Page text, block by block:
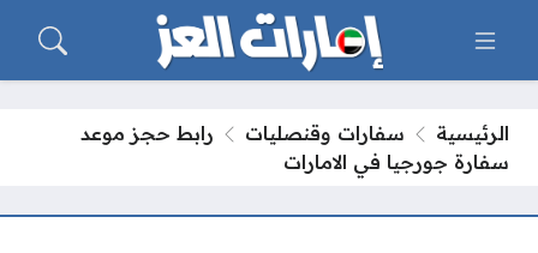
الرئيسية سفارات وقنصليات
رابط حجز موعد
سفارة جورجيا في الامارات